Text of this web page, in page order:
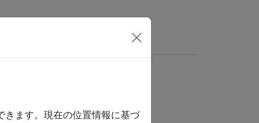
きます。現在の位置情報に基づ